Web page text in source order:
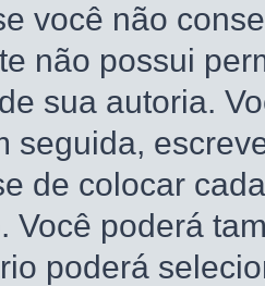
você não
não possui
sua autoria.
seguida,
de colocar
Você poderá
poderá